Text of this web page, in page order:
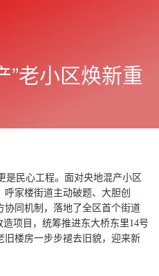
显
示
”老小区焕新重
民心工程。面对央地混产小区
家楼街道主动破题、大胆创
协同机制，落地了全区首个街道
项目，统筹推进东大桥东里14号
旧楼房一步步褪去旧貌，迎来新